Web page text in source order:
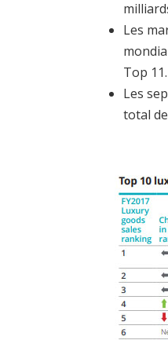
Les
Top 11.
Les
total